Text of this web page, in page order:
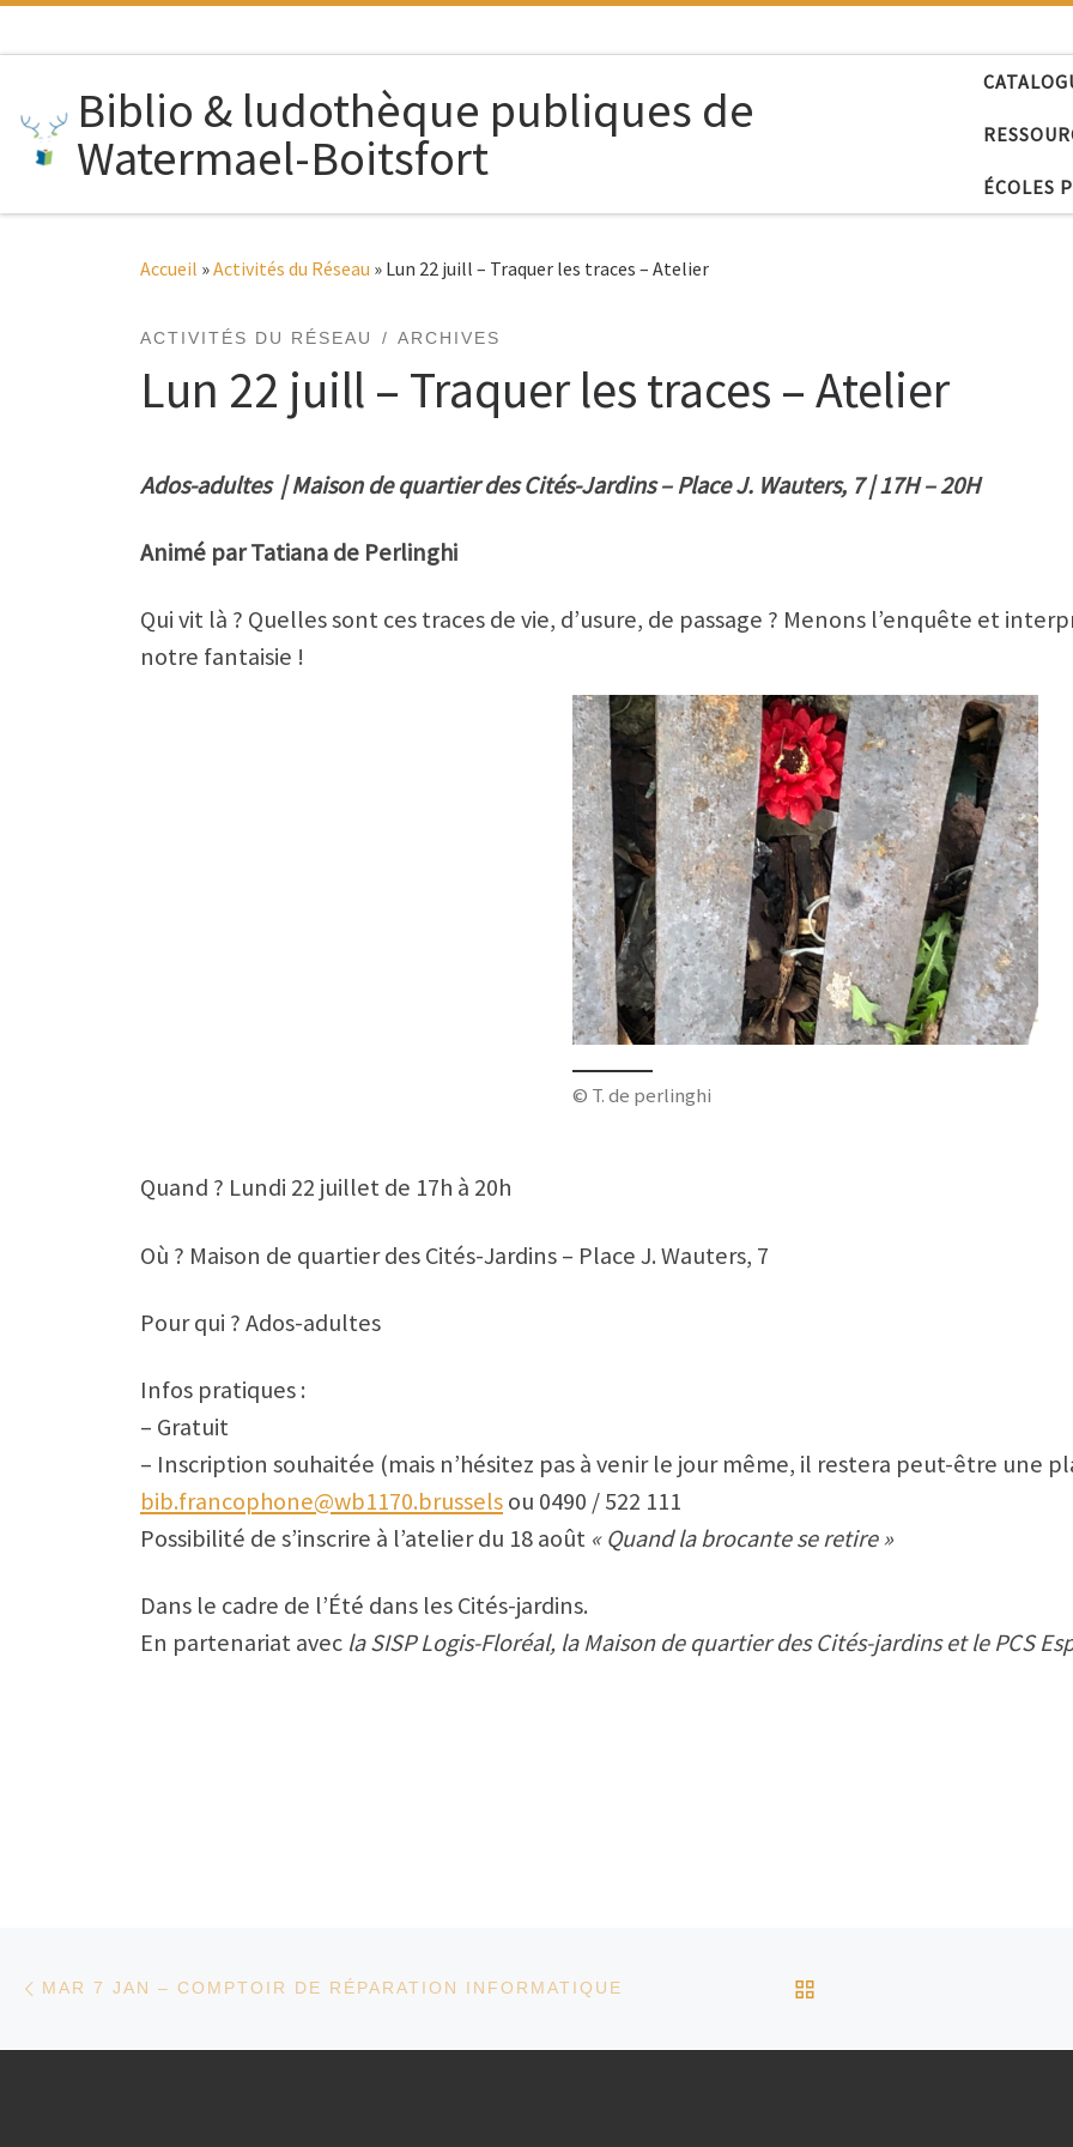
Biblio & ludothèque publiques de
Watermael-Boitsfort ÉCOLES
Accueil »Activités du Réseau » Lun 22 juill – Traquer les traces – Atelier
ACTIVITÉS DU RÉSEAU ARCHIVES
Lun 22 juill – Traquer les traces – Atelier
Ados-adultes | Maison de quartier des Cités-Jardins – Place J. Wauters, 7 | 17H – 20H
Animé par Tatiana de Perlinghi
Qui vit là ? Quelles sont ces traces de vie, d’usure, de passage ? Menons l’enquête et
notre fantaisie !
© T. de perlinghi
Quand ? Lundi 22 juillet de 17h à 20h
Où ? Maison de quartier des Cités-Jardins – Place J. Wauters, 7
Pour qui ? Ados-adultes
Infos pratiques :
– Gratuit
– Inscription souhaitée (mais n’hésitez pas à venir le jour même, il restera peut-être une
bib.francophone@wb1170.brusselsou 0490 / 522 111
Possibilité de s’inscrire à l’atelier du 18 août « Quand la brocante se retire »
Dans le cadre de l’Été dans les Cités-jardins.
En partenariat avec la SISP Logis-Floréal, la Maison de quartier des Cités-jardins et le PCS
Parcourir les articles
MAR 7 JAN – COMPTOIR DE RÉPARATION INFORMATIQUE RETOUR À LA LISTE